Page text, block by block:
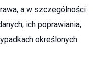
a w szczególności
ich poprawiania,
określonych